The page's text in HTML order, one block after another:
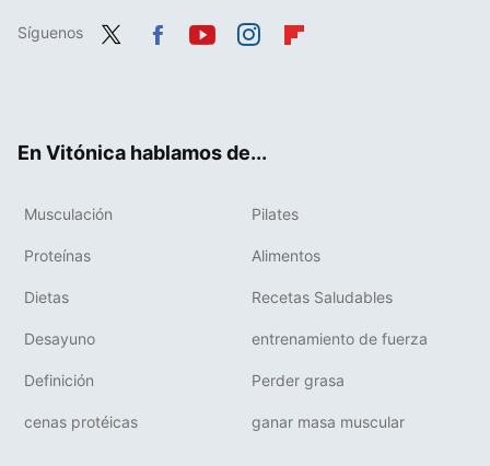
Síguenos
En Vitónica hablamos de...
Musculación Pilates
Proteínas Alimentos
Dietas Recetas Saludables
Desayuno entrenamiento de fuerza
Definición Perder grasa
cenas protéicas ganar masa muscular